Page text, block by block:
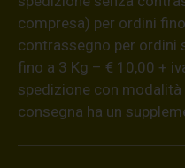
compresa) per ordini
contrassegno per ordini
fino a 3 Kg – € 10,00 +
spedizione con
consegna ha un